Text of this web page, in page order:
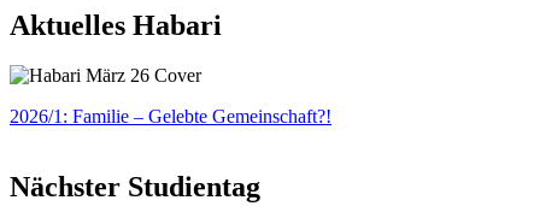
Aktuelles Habari
2026/1: Familie – Gelebte Gemeinschaft?!
Nächster Studientag